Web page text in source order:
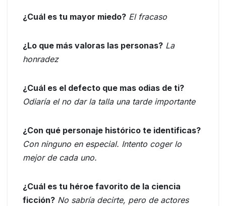
¿Cuál es tu mayor miedo? El fracaso
¿Lo que más valoras las personas? La
honradez
¿Cuál es el defecto que mas odias de ti?
Odiaría el no dar la talla una tarde importante
¿Con qué personaje histórico te identificas?
Con ninguno en especial. Intento coger lo
mejor de cada uno.
¿Cuál es tu héroe favorito de la ciencia
ficción? No sabría decirte, pero de actores